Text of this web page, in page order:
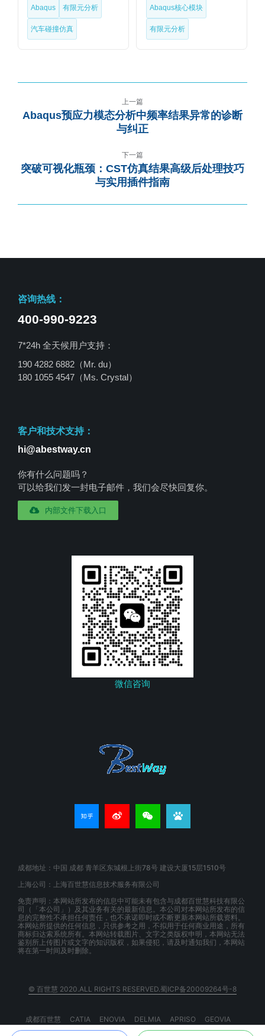
Abaqus 有限元分析
汽车碰撞仿真
Abaqus核心模块
有限元分析
上一篇
Abaqus预应力模态分析中频率结果异常的诊断
与纠正
下一篇
突破可视化瓶颈：CST仿真结果高级后处理技巧
与实用插件指南
咨询热线：
400-990-9223
7*24h 全天候用户支持：
190 4282 6882（Mr. du）
180 1055 4547 （Ms. Crystal）
客户和技术支持：
hi@abestway.cn
你有什么问题吗？
可以给我们发一封电子邮件，我们会尽快回复你。
内部文件下载入口
微信咨询
成都地址：中国 成都 青羊区东城根上街78号 建设大厦15层1510号
上海公司：上海百世慧信息技术服务有限公司
免责声明：本网站所发布的信息中可能未有包含与成都百世慧科技有限公
司（「本公司」）及其业务有关的最新信息。本公司对本网站所发布的信
息的完整性不承担任何责任，也不承诺即时或不断更新本网站所载资料。
本网站所提供的任何信息，只供参考之用，不拟用于任何商业用途，所有
商标归达索系统所有。本网站转载图片、文字之类版权申明，本网站无法
鉴别所上传图片或文字的知识版权，如果侵犯，请及时通知我们，本网站
将在第一时间及时删除。
© 百世慧 2020.ALL RIGHTS RESERVED.蜀ICP备20009264号-8
成都百世慧 CATIA ENOVIA DELMIA APRISO
GEOVIA
BIOVIA
EXALEAD 3DSPACEX 3DEXPERIENCE